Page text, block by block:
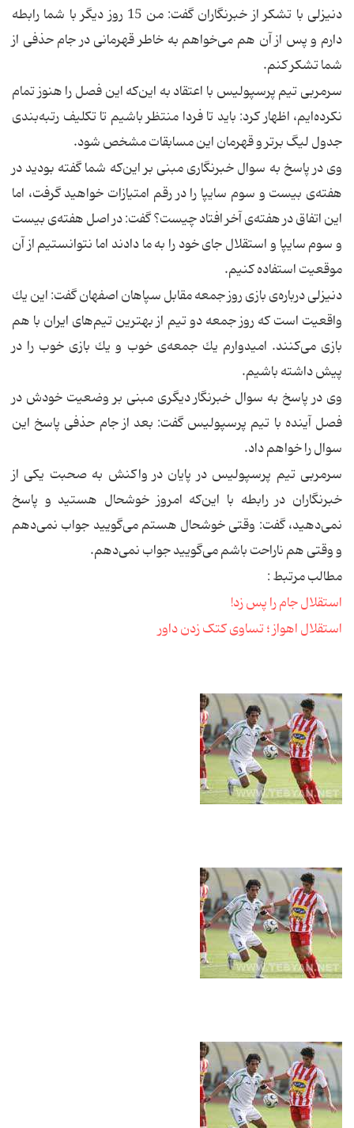
دنیزلی با تشكر از خبرنگاران گفت: من 15 روز دیگر با شما رابطه
دارم و پس از آن هم می‌خواهم به خاطر قهرمانی در جام حذفی از
شما تشكر كنم.
سرمربی تیم پرسپولیس با اعتقاد به این‌كه این فصل را هنوز تمام
نكرده‌ایم، ‌اظهار كرد: باید تا فردا منتظر باشیم تا تكلیف رتبه‌بندی
جدول لیگ برتر و قهرمان این مسابقات مشخص شود.
وی در پاسخ به سوال خبرنگاری مبنی بر این‌كه شما گفته بودید در
هفته‌ی بیست و سوم سایپا را در رقم امتیازات خواهید گرفت، اما
این اتفاق در هفته‌ی آخر افتاد چیست؟ گفت: در اصل هفته‌ی بیست
و سوم سایپا و استقلال جای خود را به ما دادند اما نتوانستیم از آن
موقعیت استفاده كنیم.
دنیزلی درباره‌ی بازی روز جمعه مقابل سپاهان اصفهان گفت: این یك
واقعیت است كه روز جمعه دو تیم از بهترین تیم‌های ایران با هم
بازی می‌كنند. امیدوارم یك جمعه‌ی خوب و یك بازی خوب را در
پیش داشته باشیم.
وی در پاسخ به سوال خبرنگار دیگری مبنی بر وضعیت خودش در
فصل آینده با تیم پرسپولیس گفت: بعد از جام حذفی پاسخ این
سوال را خواهم داد.
سرمربی تیم پرسپولیس در پایان در واكنش به صحبت یكی از
خبرنگاران در رابطه با این‌كه امروز خوشحال هستید و پاسخ
نمی‌دهید، گفت: وقتی خوشحال هستم می‌گویید جواب نمی‌دهم
و وقتی هم ناراحت باشم می‌گویید جواب نمی‌دهم.
مطالب مرتبط :
استقلال جام را پس زد!
استقلال اهواز ؛ تساوی کتک زدن داور